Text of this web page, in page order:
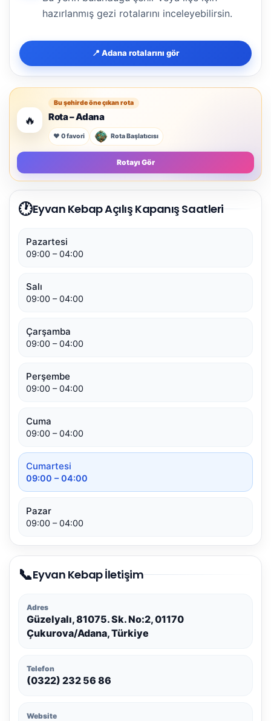
hazırlanmış gezi rotalarını inceleyebilirsin.
📍 Adana rotalarını gör
🔥
Bu şehirde öne çıkan rota
Rota – Adana
❤️ 0 favori Rota Başlatıcısı
Rotayı Gör
🕐Eyvan Kebap Açılış Kapanış Saatleri
Pazartesi
09:00 – 04:00
Salı
09:00 – 04:00
Çarşamba
09:00 – 04:00
Perşembe
09:00 – 04:00
Cuma
09:00 – 04:00
Cumartesi
09:00 – 04:00
Pazar
09:00 – 04:00
📞Eyvan Kebap İletişim
Adres
Güzelyalı, 81075. Sk. No:2, 01170
Çukurova/Adana, Türkiye
Telefon
(0322) 232 56 86
Website